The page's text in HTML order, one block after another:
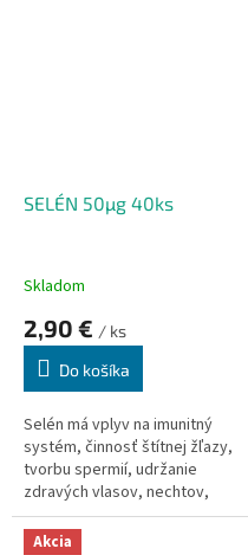
SELÉN 50µg 40ks
Skladom
2,90 € / ks
Do košíka
Selén má vplyv na imunitný
systém, činnosť štítnej žľazy,
tvorbu spermií, udržanie
zdravých vlasov, nechtov,
ochranu DNA, bielkovín a lipidov
pred poškodením.
Akcia